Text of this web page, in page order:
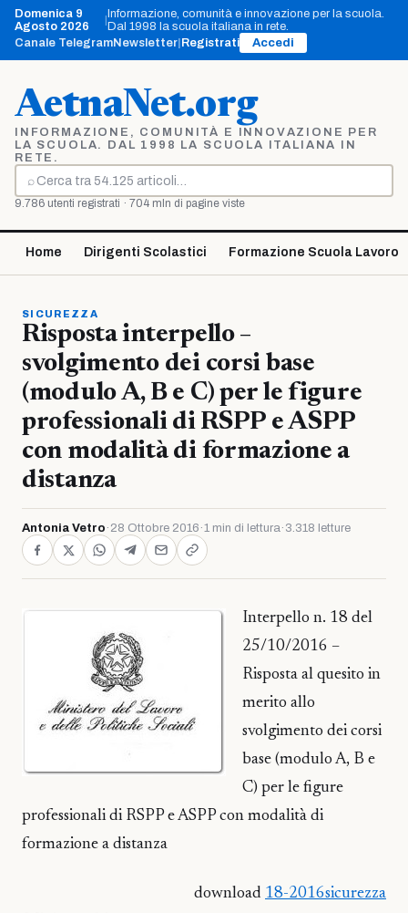
Vai
contenuto
Domenica 9
Agosto 2026
|Informazione, comunità e innovazione per la scuola.
Dal 1998 la scuola italiana in rete.
Canale TelegramNewsletter Registrati Accedi
AetnaNet.org
INFORMAZIONE, COMUNITÀ E INNOVAZIONE PER
LA SCUOLA. DAL 1998 LA SCUOLA ITALIANA IN
RETE.
⌕
Cerca
9.786 utenti registrati · 704 mln di pagine viste
Home Dirigenti Scolastici Formazione Scuola Lavoro
SICUREZZA
Risposta interpello –
svolgimento dei corsi base
(modulo A, B e C) per le figure
professionali di RSPP e ASPP
con modalità di formazione a
distanza
Antonia Vetro · 28 Ottobre 2016 ·1 min di lettura· 3.318 letture
Interpello n. 18 del
25/10/2016 –
Risposta al quesito in
merito allo
svolgimento dei corsi
base (modulo A, B e
C) per le figure
professionali di RSPP e ASPP con modalità di
formazione a distanza
download 18-2016sicurezza